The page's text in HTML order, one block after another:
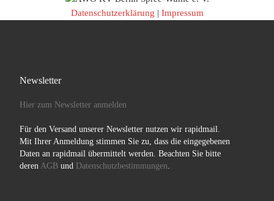
Entgelttabelle S ab 01.09.2025
Entgelttabelle E ab 01.03.2025
Entgelttabelle E ab 01.06.2025
Datenschutzerklärung | Impressum
Newsletter
Hier zum Newsletter anmelden
Für den Versand unserer Newsletter nutzen wir rapidmail.
Mit Ihrer Anmeldung stimmen Sie zu, dass die eingegebenen
Daten an rapidmail übermittelt werden. Beachten Sie bitte
deren AGBund Datenschutzbestimmungen